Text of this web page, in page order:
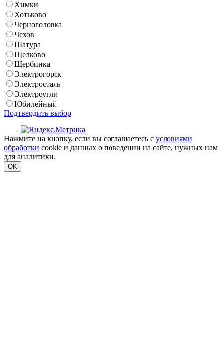
Химки
Хотьково
Черноголовка
Чехов
Шатура
Щелково
Щербинка
Электрогорск
Электросталь
Электроугли
Юбилейный
Подтвердить выбор
Нажмите на кнопку, если вы соглашаетесь с условиями
обработки cookie и данных о поведении на сайте, нужных нам
для аналитики.
OK